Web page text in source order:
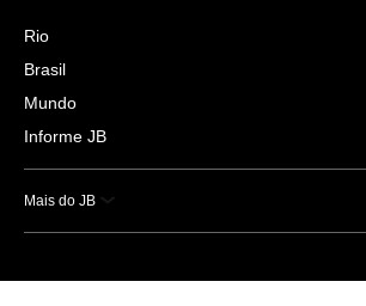
Rio
Brasil
Mundo
Informe JB
Mais do JB
Esportes